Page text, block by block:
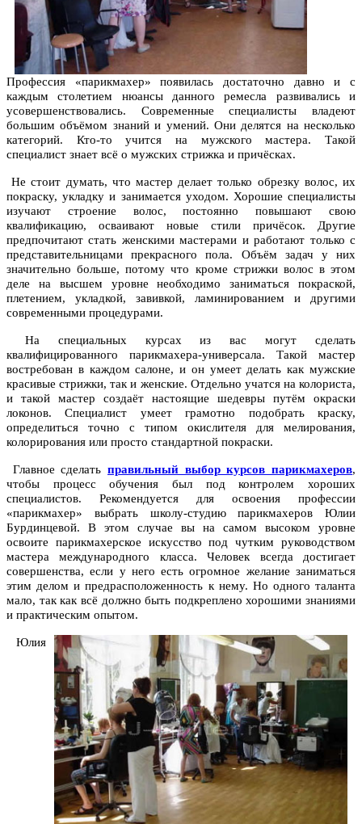
Профессия «парикмахер» появилась достаточно давно и с
каждым столетием нюансы данного ремесла развивались и
усовершенствовались. Современные специалисты владеют
большим объёмом знаний и умений. Они делятся на несколько
категорий. Кто-то учится на мужского мастера. Такой
специалист знает всё о мужских стрижка и причёсках.
Не стоит думать, что мастер делает только обрезку волос, их
покраску, укладку и занимается уходом. Хорошие специалисты
изучают строение волос, постоянно повышают свою
квалификацию, осваивают новые стили причёсок. Другие
предпочитают стать женскими мастерами и работают только с
представительницами прекрасного пола. Объём задач у них
значительно больше, потому что кроме стрижки волос в этом
деле на высшем уровне необходимо заниматься покраской,
плетением, укладкой, завивкой, ламинированием и другими
современными процедурами.
На специальных курсах из вас могут сделать
квалифицированного парикмахера-универсала. Такой мастер
востребован в каждом салоне, и он умеет делать как мужские
красивые стрижки, так и женские. Отдельно учатся на колориста,
и такой мастер создаёт настоящие шедевры путём окраски
локонов. Специалист умеет грамотно подобрать краску,
определиться точно с типом окислителя для мелирования,
колорирования или просто стандартной покраски.
Главное сделать правильный выбор курсов парикмахеров,
чтобы процесс обучения был под контролем хороших
специалистов. Рекомендуется для освоения профессии
«парикмахер» выбрать школу-студию парикмахеров Юлии
Бурдинцевой. В этом случае вы на самом высоком уровне
освоите парикмахерское искусство под чутким руководством
мастера международного класса. Человек всегда достигает
совершенства, если у него есть огромное желание заниматься
этим делом и предрасположенность к нему. Но одного таланта
мало, так как всё должно быть подкреплено хорошими знаниями
и практическим опытом.
Юлия